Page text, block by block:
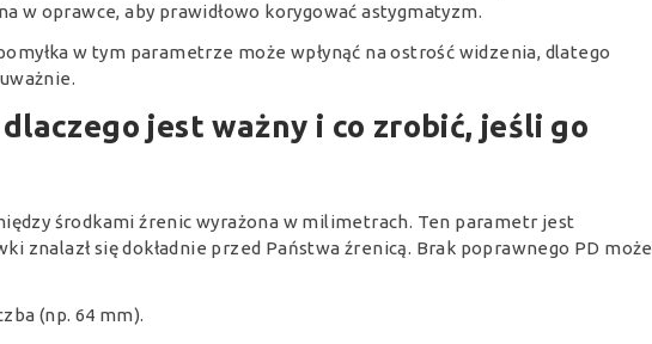
w oprawce, aby prawidłowo korygować astygmatyzm.
w tym parametrze może wpłynąć na ostrość widzenia, dlatego
jest ważny i co zrobić, jeśli go
środkami źrenic wyrażona w milimetrach. Ten parametr jest
znalazł się dokładnie przed Państwa źrenicą. Brak poprawnego PD może
(np. 64 mm).